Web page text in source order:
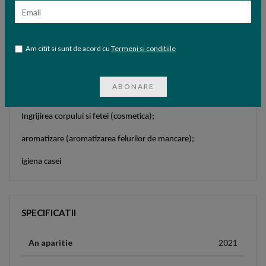
Am citit si sunt de acord cu Termeni si conditiile
ABONARE
antiinflamator in cazul unei crize sau unui tratament cronic.
Ingrijirea corpului si fetei (cosmetica);
aromatizare (aromatizarea felurilor de mancare);
igiena casei
SPECIFICATII
An aparitie 2021